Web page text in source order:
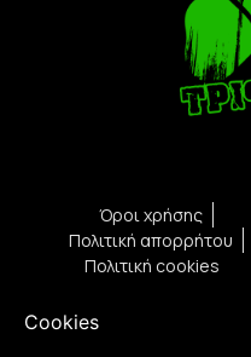
Cookies
Όροι χρήσης
Πολιτική απορρήτου
Πολιτική cookies